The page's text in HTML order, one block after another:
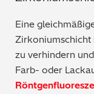
Eine
Zirkoniumschicht
zu verhindern
Farb- oder